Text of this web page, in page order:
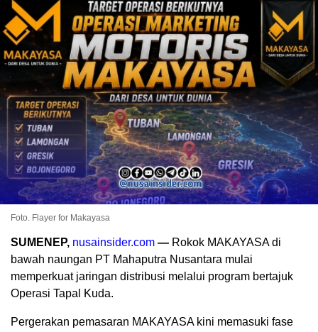
Foto. Flayer for Makayasa
SUMENEP, nusainsider.com — Rokok MAKAYASA di
bawah naungan PT Mahaputra Nusantara mulai
memperkuat jaringan distribusi melalui program bertajuk
Operasi Tapal Kuda.
Pergerakan pemasaran MAKAYASA kini memasuki fase